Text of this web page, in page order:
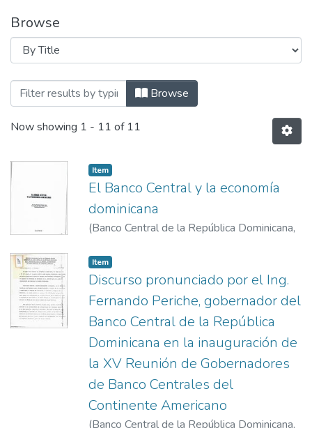
Browse
Browsing Fernando Periche Vidal |
Browse
Now showing 1 - 11 of 11
Item
El Banco Central y la economía
dominicana
(Banco Central de la República Dominicana,
Item
Discurso pronunciado por el Ing.
Fernando Periche, gobernador del
Banco Central de la República
Dominicana en la inauguración de
la XV Reunión de Gobernadores
de Banco Centrales del
Continente Americano
(Banco Central de la República Dominicana,